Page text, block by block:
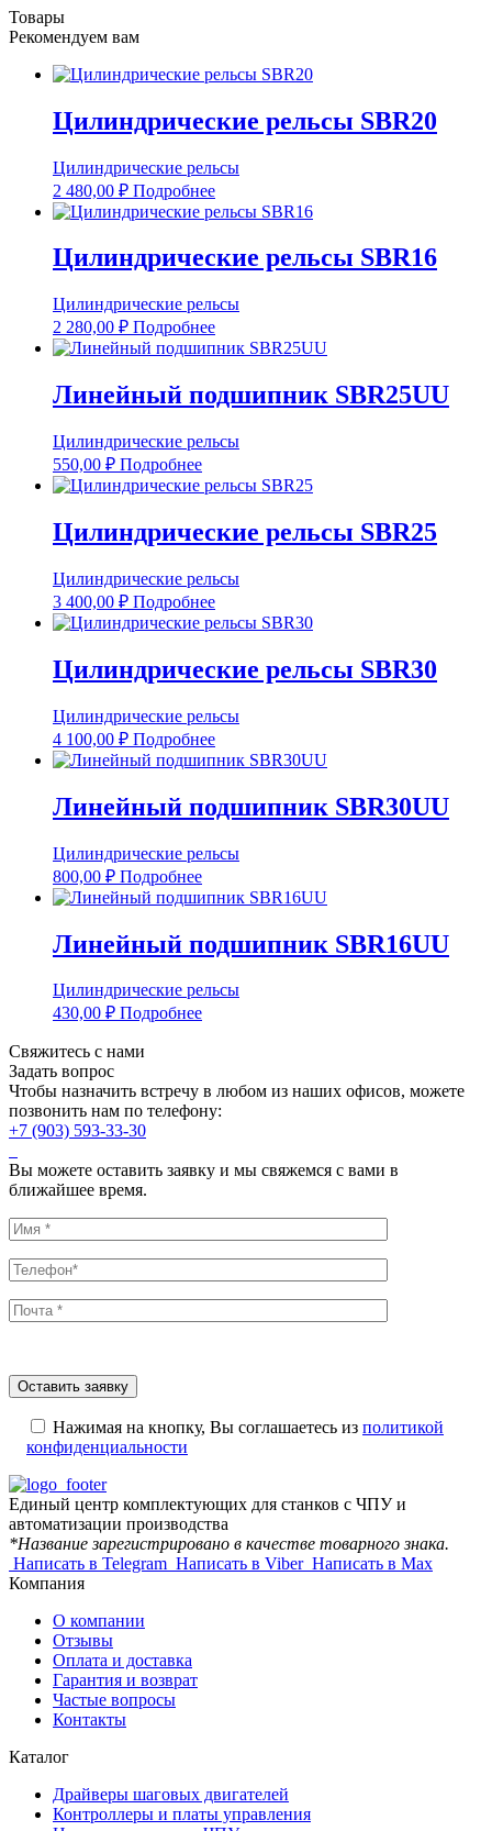
Товары
Рекомендуем вам
Цилиндрические рельсы SBR20
Цилиндрические рельсы
2 480,00 ₽ Подробнее
Цилиндрические рельсы SBR16
Цилиндрические рельсы
2 280,00 ₽ Подробнее
Линейный подшипник SBR25UU
Цилиндрические рельсы
550,00 ₽ Подробнее
Цилиндрические рельсы SBR25
Цилиндрические рельсы
3 400,00 ₽ Подробнее
Цилиндрические рельсы SBR30
Цилиндрические рельсы
4 100,00 ₽ Подробнее
Линейный подшипник SBR30UU
Цилиндрические рельсы
800,00 ₽ Подробнее
Линейный подшипник SBR16UU
Цилиндрические рельсы
430,00 ₽ Подробнее
Свяжитесь с нами
Задать вопрос
Чтобы назначить встречу в любом из наших офисов, можете
позвонить нам по телефону:
+7 (903) 593-33-30
Вы можете оставить заявку и мы свяжемся с вами в
ближайшее время.
Нажимая на кнопку, Вы соглашаетесь из политикой
конфиденциальности
Единый центр комплектующих для станков с ЧПУ и
автоматизации производства
*Название зарегистрировано в качестве товарного знака.
Написать в Telegram Написать в Viber Написать в Max
Компания
О компании
Отзывы
Оплата и доставка
Гарантия и возврат
Частые вопросы
Контакты
Каталог
Драйверы шаговых двигателей
Контроллеры и платы управления